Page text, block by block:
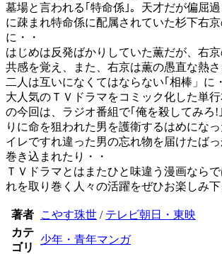
墓場と言われる｢特命係｣。天才だが偏屈
に疎まれ特命係に配属されていた杉下右
に・・
はじめは反発ばかりしていた薫だが、右
共感を覚え、また、右京は薫の愚直な熱
二人は互いになくてはならない｢相棒」に
大人気のＴＶドラマをコミック化した単
の今回は、ラジオ番組で｢俺を殺してみろ!
りに命を狙われた男を護衛するはめにな
イレですれ違った男の忘れ物を届けたば
巻き込まれたり・・
ＴＶドラマとはまたひと味違う漫画なら
れを取り巻く人々の活躍をぜひお楽しみ
著者 こやす珠世 / テレビ朝日・東映
カテ
ゴリ
少年・青年マンガ